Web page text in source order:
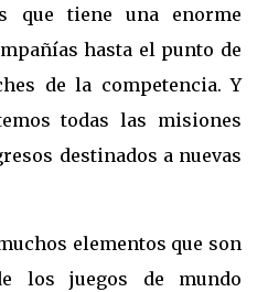
que tiene una enorme
hasta el punto de
de la competencia. Y
todas las misiones
destinados a nuevas
elementos que son
los juegos de mundo